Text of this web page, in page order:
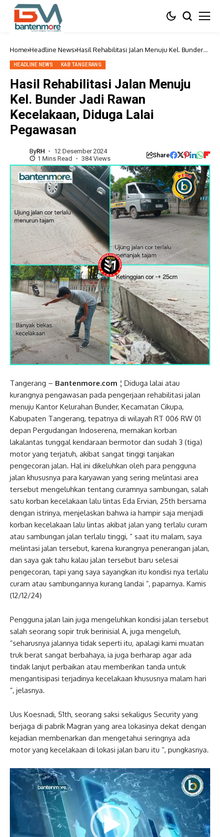
Home Headline News Hasil Rehabilitasi Jalan Menuju Kel. Bunder
Pegawasan
HEADLINE NEWS KAB TANGERANG
Hasil Rehabilitasi Jalan Menuju
Kel. Bunder Jadi Rawan
Kecelakaan, Diduga Lalai
Pegawasan
ByRH
12 Desember 2024
1 Mins Read
384 Views Share
Tangerang – Bantenmore.com ¦ Diduga lalai atau
kurangnya pengawasan pada pengerjaan rehabilitasi jalan
menuju Kantor Kelurahan Bunder, Kecamatan Cikupa,
Kabupaten Tangerang, tepatnya di wilayah RT 006 RW 01
depan Pergudangan Indoserena, memakan korban
lakalantas tunggal kendaraan bermotor dan sudah 3 (tiga)
motor yang terjatuh, akibat sangat tinggi tanjakan
pengecoran jalan. Hal ini dikeluhkan oleh para pengguna
jalan khususnya para karyawan yang sering melintasi area
tersebut mengeluhkan tentang curamnya sambungan, salah
satu korban kecelakaan lalu lintas Eda Ervian, 25th bersama
dengan istrinya, menjelaskan bahwa ia hampir saja menjadi
korban kecelakaan lalu lintas akibat jalan yang terlalu curam
atau sambungan jalan terlalu tinggi, ” saat itu malam, saya
melintasi jalan tersebut, karena kurangnya penerangan jalan,
dan saya gak tahu kalau jalan tersebut baru selesai
pengecoran, tapi yang saya sayangkan itu kondisi nya terlalu
curam atau sambungannya kurang landai “, paparnya. Kamis
(12/12/24)
Pengguna jalan lain juga mengeluhkan kondisi jalan tersebut
salah seorang sopir truk berinisial A, juga mengeluh,
“seharusnya jalannya tidak seperti itu, apalagi kami muatan
truk berat sangat berbahaya, ia juga berharap agar ada
tindak lanjut perbaikan atau memberikan tanda untuk
mengantisipasi terjadinya kecelakaan khususnya malam hari
“, jelasnya.
Uus Koesnadi, 51th, seorang saksi sekaligus Security yang
berjaga di pabrik Magran yang area lokasinya dekat dengan
kejadian membenarkan dan mengetahui seringnya ada
motor yang kecelakaan di lokasi jalan baru itu “, pungkasnya.
Pemutar
Video